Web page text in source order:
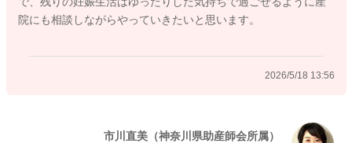
休もうね、という体からの合図なんだな」と受け取って大丈夫
ですよ。
赤ちゃんにとって一番の栄養は、お母さんの笑顔やリラックス
院にも相談しながらやっていきたいと思います。
2026/5/18 13:56
市川直美（神奈川県助産師会所属）